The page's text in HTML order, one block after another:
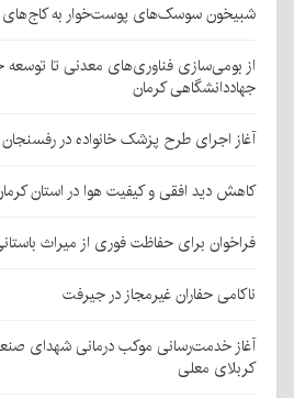
شبیخون سوسک‌های پوست‌خوار به کاج‌های
از بومی‌سازی فناوری‌های معدنی تا
جهاددانشگاهی کرمان
آغاز اجرای طرح پزشک خانواده در رفسنجان
کاهش دید افقی و کیفیت هوا در استان
فراخوان برای حفاظت فوری از میراث
ناکامی حفاران غیرمجاز در جیرفت
آغاز خدمت‌رسانی موکب درمانی شهدای
کربلای معلی